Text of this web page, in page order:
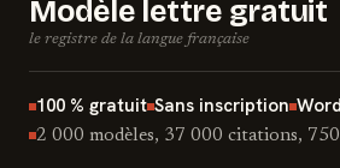
Modèle lettre gratuit
le registre de la langue française
100 % gratuit Sans inscription
2 000 modèles, 37 000 citations, 750